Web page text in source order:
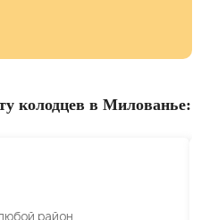
колодцев в Милованье:
район